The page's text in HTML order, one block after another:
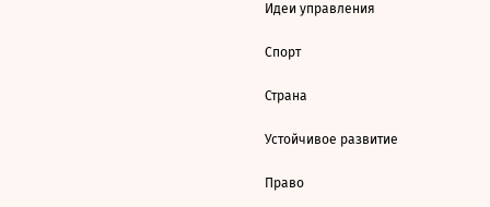
Идеи управления
Спорт
Страна
Устойчивое развитие
Право